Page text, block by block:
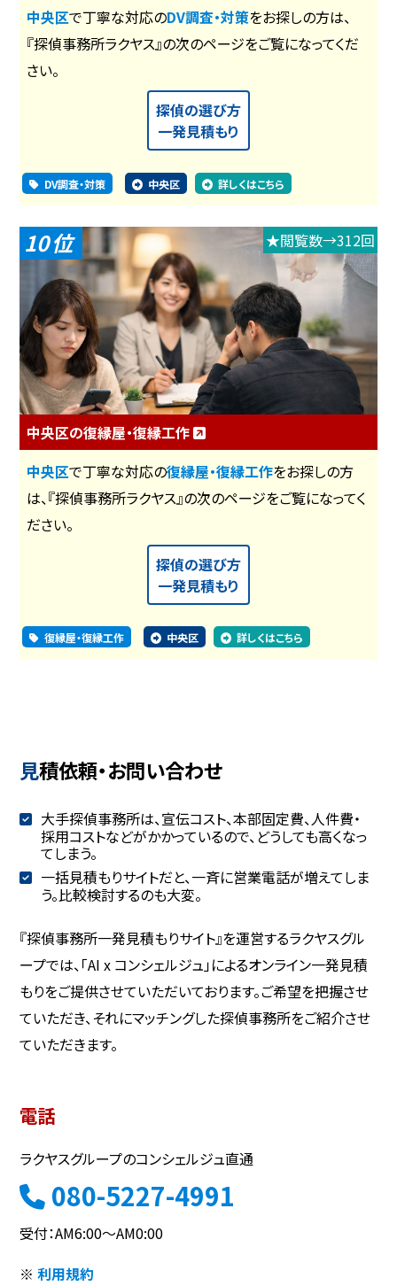
中央区で丁寧な対応のDV調査・対策をお探しの方は、
『探偵事務所ラクヤス』の次のページをご覧になってくだ
さい。
探偵の選び方
一発見積もり
DV調査・対策 中央区 詳しくはこちら
10 ★閲覧数→312回
中央区の復縁屋・復縁工作
中央区で丁寧な対応の復縁屋・復縁工作をお探しの方
は、『探偵事務所ラクヤス』の次のページをご覧になってく
ださい。
探偵の選び方
一発見積もり
復縁屋・復縁工作 中央区 詳しくはこちら
見積依頼・お問い合わせ
大手探偵事務所は、宣伝コスト、本部固定費、人件費・
採用コストなどがかかっているので、どうしても高くなっ
てしまう。
一括見積もりサイトだと、一斉に営業電話が増えてしま
う。比較検討するのも大変。
『探偵事務所一発見積もりサイト』を運営するラクヤスグル
ープでは、「AI x コンシェルジュ」によるオンライン一発見積
もりをご提供させていただいております。ご希望を把握させ
ていただき、それにマッチングした探偵事務所をご紹介させ
ていただきます。
電話
ラクヤスグループのコンシェルジュ直通
080-5227-4991
受付：AM6:00～AM0:00
※利用規約